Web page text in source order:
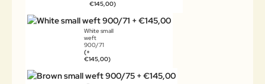
€145,00)
White small
weft
900/71
(+
€145,00)